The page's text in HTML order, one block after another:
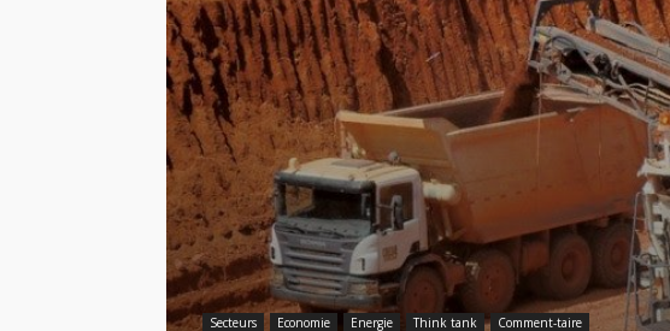
Secteurs Economie Energie Think tank Comment-taire